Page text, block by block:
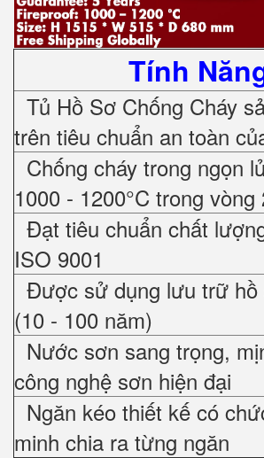
Tính
Tủ Hồ Sơ Chống Cháy
trên tiêu chuẩn an toàn
Chống cháy trong ngọn
1000 - 1200°C trong vòng
Đạt tiêu chuẩn chất
ISO 9001
Được sử dụng lưu trữ
(10 - 100 năm)
Nước sơn sang trọng,
công nghệ sơn hiện đại
Ngăn kéo thiết kế có
minh chia ra từng ngăn